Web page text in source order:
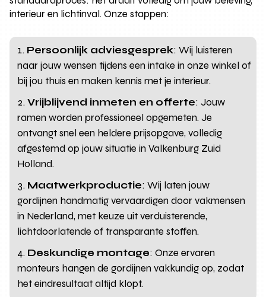
interieur en lichtinval. Onze stappen:
Persoonlijk adviesgesprek: Wij luisteren
naar jouw wensen tijdens een intake in onze winkel of
bij jou thuis en maken kennis met je interieur.
Vrijblijvend inmeten en offerte: Jouw
ramen worden professioneel opgemeten. Je
ontvangt snel een heldere prijsopgave, volledig
afgestemd op jouw situatie in Valkenburg Zuid
Holland.
Maatwerkproductie: Wij laten jouw
gordijnen handmatig vervaardigen door vakmensen
in Nederland, met keuze uit verduisterende,
lichtdoorlatende of transparante stoffen.
Deskundige montage: Onze ervaren
monteurs hangen de gordijnen vakkundig op, zodat
het eindresultaat altijd klopt.